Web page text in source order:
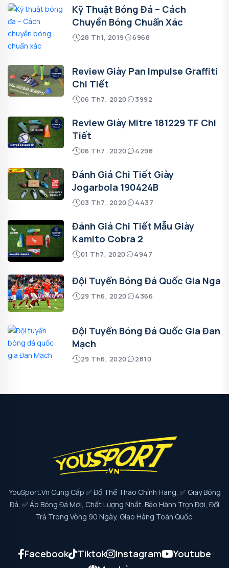
Kỹ Thuật Bóng Đá – Cách
Chuyền Bóng Chuẩn Xác
28 Th1, 2019 6968
Review Giày Pan Impulse Graffiti
Chi Tiết
06 Th7, 2020 3992
Review Giày Mitre 181229 TF Chi
Tiết
06 Th7, 2020 4298
Đánh Giá Chi Tiết Giày
Jogarbola 190424B
03 Th7, 2020 4437
Đánh Giá Chi Tiết Mẫu Giày
Kamito Cobra 2
01 Th7, 2020 4947
Đội Tuyển Bóng Đá Quốc Gia Nga
29 Th6, 2020 4366
Đội Tuyển Bóng Đá Quốc Gia Đan
Mạch
29 Th6, 2020 2810
YouSport.vn Cung Cấp ✅ Đồ Thể Thao Chính Hãng, ✅ Giày Bóng
Đá, ✅ Áo Bóng Đá Mới, Chất Lượng Nhất. Bảo Hành Trọn Đời, Đổi
Trả Trong Vòng 90 Ngày, Giao Hàng Toàn Quốc.
Facebook Tiktok Instagram
Youtube